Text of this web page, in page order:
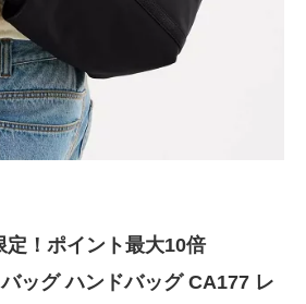
！ポイント最大10倍
ッグ ハンドバッグ CA177 レ